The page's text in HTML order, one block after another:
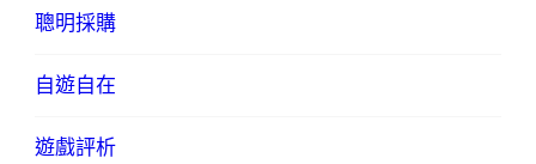
聰明採購
自遊自在
遊戲評析